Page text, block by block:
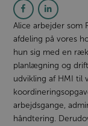
Alice arbejder som
afdeling på vores
hun sig med en
planlægning og
udvikling af HMI til
arbejdsgange,
håndtering.